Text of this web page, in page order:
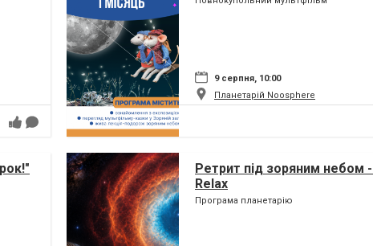
9 серпня, 10:00
Планетарій Noosphere
Ретрит під зоряним небом
Relax
Програма планетарію